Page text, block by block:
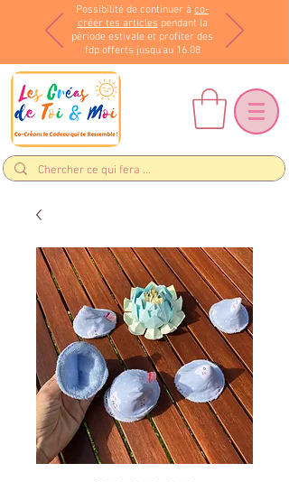
Possibilité de continuer à co-
créer tes articles pendant la
période estivale et profiter des
fdp offerts jusqu'au 16.08